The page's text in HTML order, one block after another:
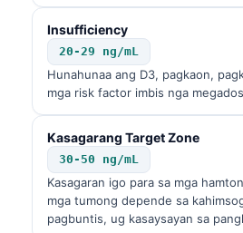
Insufficiency
20-29 ng/mL
Hunahunaa ang D3, pagkaon,
mga risk factor imbis nga
Kasagarang Target Zone
30-50 ng/mL
Kasagaran igo para sa mga
mga tumong depende sa
pagbuntis, ug kasaysayan sa
Lietuvių kalba
Polski
한국어
Slovenščina
Shqip
বাংলা